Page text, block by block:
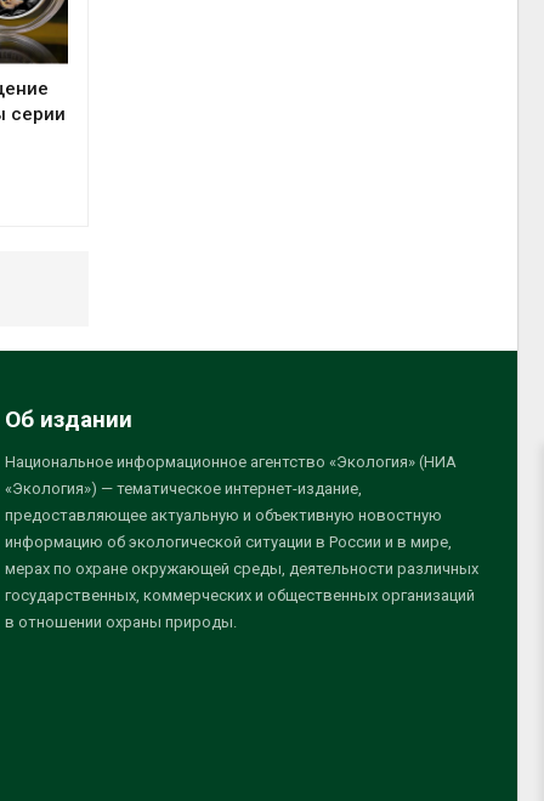
серии
Об издании
Национальное информационное агентство «Экология» (НИА
«Экология») — тематическое интернет-издание,
предоставляющее актуальную и объективную новостную
информацию об экологической ситуации в России и в мире,
мерах по охране окружающей среды, деятельности различных
государственных, коммерческих и общественных организаций
в отношении охраны природы.